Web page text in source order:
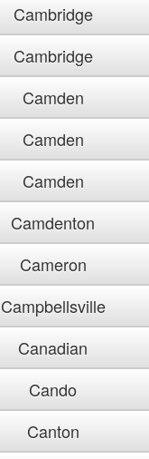
Cambridge
Cambridge
Camden
Camden
Camden
Camdenton
Cameron
Campbellsville
Canadian
Cando
Canton